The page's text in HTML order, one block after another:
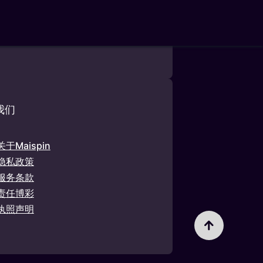
们
于Maispin
私政策
务条款
任博彩
照声明